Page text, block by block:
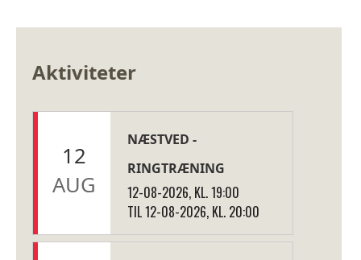
Aktiviteter
12
AUG
NÆSTVED -
RINGTRÆNING
12-08-2026, KL. 19:00
TIL 12-08-2026, KL. 20:00